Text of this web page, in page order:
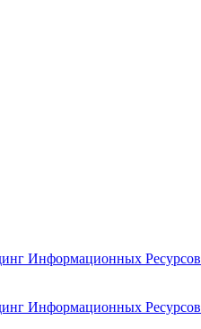
Информационных Ресурсов
Информационных Ресурсов